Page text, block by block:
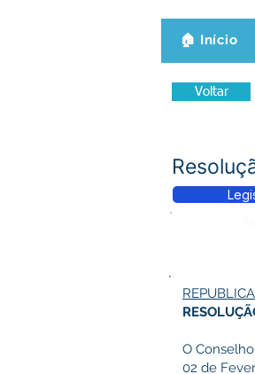
🏠 Início
Voltar
O
02 de